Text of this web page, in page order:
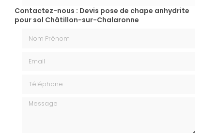
Contactez-nous : Devis pose de chape anhydrite
pour sol Châtillon-sur-Chalaronne
Message